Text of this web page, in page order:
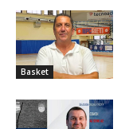
Basket